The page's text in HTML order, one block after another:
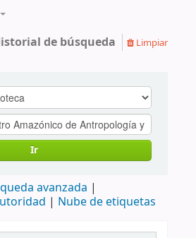
de búsqueda Limpiar
Ir
avanzada
Nube de etiquetas